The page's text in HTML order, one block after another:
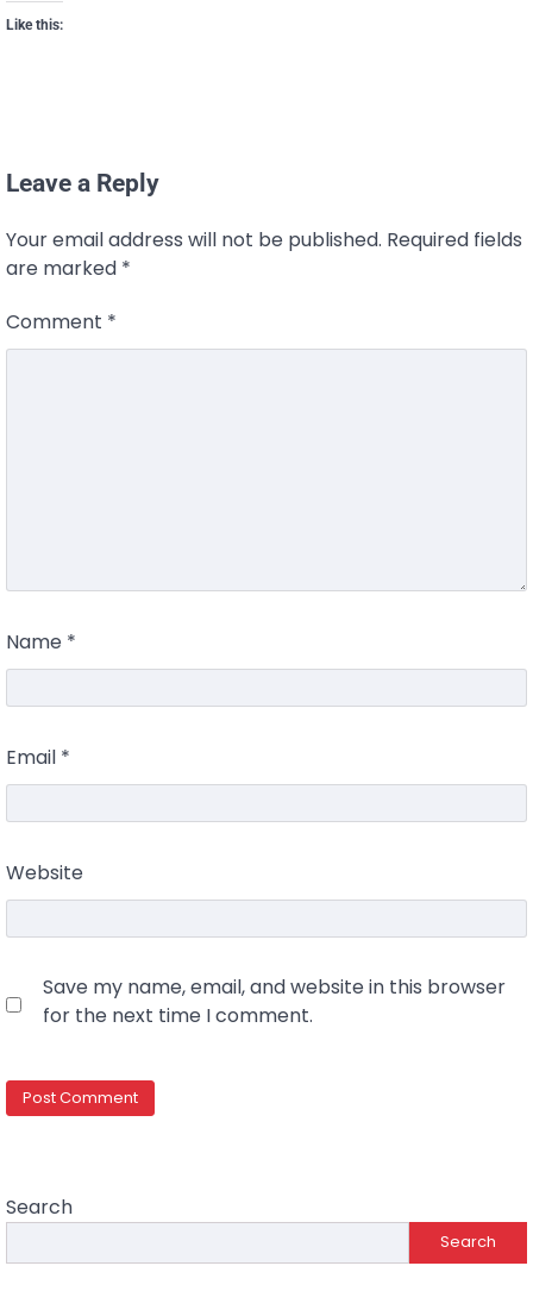
Like this:
Leave a Reply
Your email address will not be published. Required fields
are marked *
Comment *
Name *
Email *
Website
Save my name, email, and website in this browser
for the next time I comment.
Search
Search